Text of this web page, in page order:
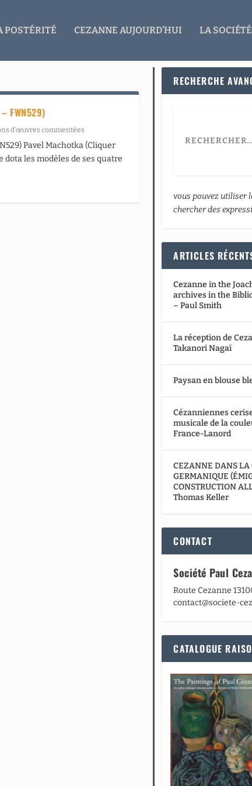
POSTÉRITÉ CEZANNE AUJOURD’HUI LA
FWN529)
d’œuvres commentées
Pavel Machotka (Cliquer
dota les modèles de ses quatre
RECHERCHE
vous pouvez utiliser
chercher des
ARTICLES
Cezanne in the
archives in the
– Paul Smith
La réception de
Takanori Nagaï
Paysan en blouse
Cézanniennes
musicale de la
France-Lanord
CEZANNE DANS LA
GERMANIQUE
CONSTRUCTION
Thomas Keller
CONTACT
Société Paul
Route Cezanne
contact@societe-
CATALOGUE